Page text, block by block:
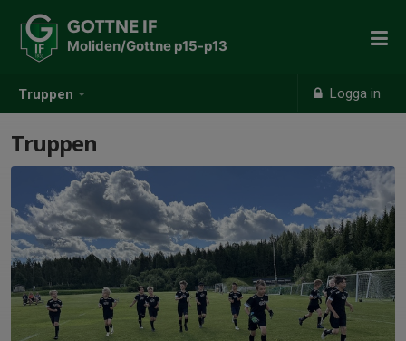
Truppen Logga in
GOTTNE IF
Moliden/Gottne p15-p13
Truppen